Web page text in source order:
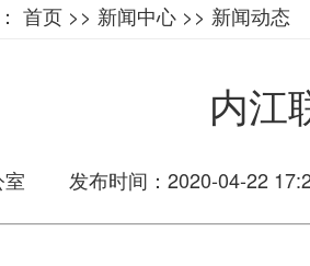
首页 >> 新闻中心 >> 新闻动态
内江
室 发布时间：2020-04-22